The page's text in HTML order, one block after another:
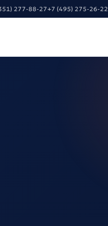
277-88-27+7 (495) 275-26-22